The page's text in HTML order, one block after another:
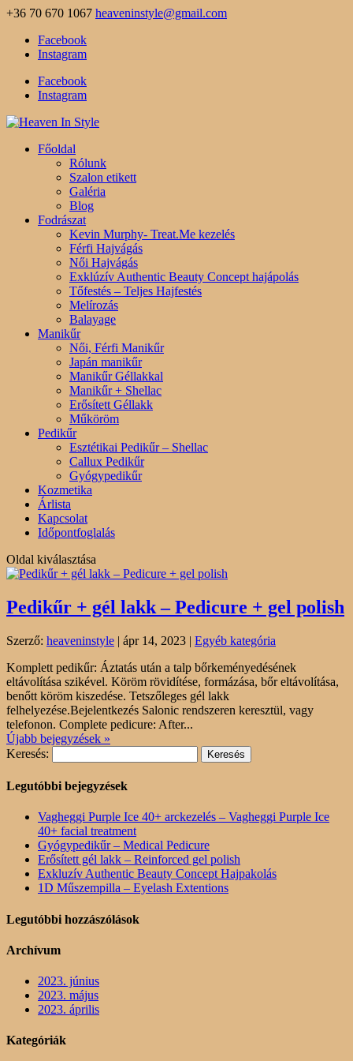
+36 70 670 1067 heaveninstyle@gmail.com
Facebook
Instagram
Facebook
Instagram
Főoldal
Rólunk
Szalon etikett
Galéria
Blog
Fodrászat
Kevin Murphy- Treat.Me kezelés
Férfi Hajvágás
Női Hajvágás
Exklúzív Authentic Beauty Concept hajápolás
Tőfestés – Teljes Hajfestés
Melírozás
Balayage
Manikűr
Női, Férfi Manikűr
Japán manikűr
Manikűr Géllakkal
Manikűr + Shellac
Erősített Géllakk
Műköröm
Pedikűr
Esztétikai Pedikűr – Shellac
Callux Pedikűr
Gyógypedikűr
Kozmetika
Árlista
Kapcsolat
Időpontfoglalás
Oldal kiválasztása
Pedikűr + gél lakk – Pedicure + gel polish
Szerző: heaveninstyle | ápr 14, 2023 | Egyéb kategória
Komplett pedikűr: Áztatás után a talp bőrkeményedésének
eltávolítása szikével. Köröm rövidítése, formázása, bőr eltávolítása,
benőtt köröm kiszedése. Tetszőleges gél lakk
felhelyezése.Bejelentkezés Salonic rendszeren keresztül, vagy
telefonon. Complete pedicure: After...
Újabb bejegyzések »
Keresés:
Legutóbbi bejegyzések
Vagheggi Purple Ice 40+ arckezelés – Vagheggi Purple Ice
40+ facial treatment
Gyógypedikűr – Medical Pedicure
Erősített gél lakk – Reinforced gel polish
Exkluzív Authentic Beauty Concept Hajpakolás
1D Műszempilla – Eyelash Extentions
Legutóbbi hozzászólások
Archívum
2023. június
2023. május
2023. április
Kategóriák